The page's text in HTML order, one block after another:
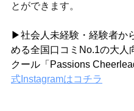
とができます。
▶社会人未経験・経験者か
める全国口コミNo.1の大人
クール「Passions
式Instagramはコチラ